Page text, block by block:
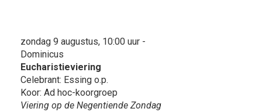
zondag 9 augustus, 10:00 uur -
Dominicus
Eucharistieviering
Celebrant: Essing o.p.
Koor: Ad hoc-koorgroep
Viering op de Negentiende Zondag